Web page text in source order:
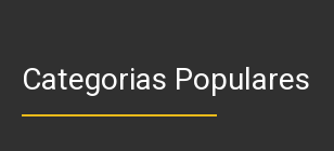
Categorias Populares